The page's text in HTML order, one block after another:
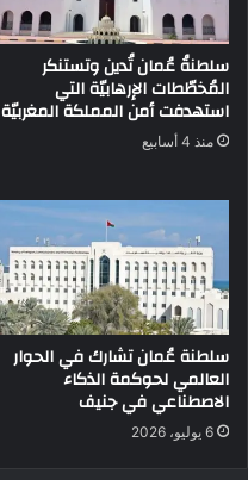
سلطنةُ عُمان تُدين وتستنكر
المُخطّطات الإرهابيّة التي
استهدفت أمن المملكة المغربيّة
منذ 4 أسابيع
سلطنة عُمان تشارك في الحوار
العالمي لحوكمة الذكاء
الاصطناعي في جنيف
6 يوليو، 2026